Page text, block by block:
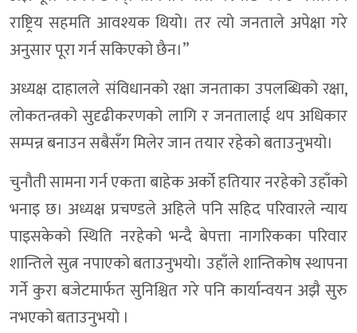
राष्ट्रिय सहमति आवश्यक थियो। तर त्यो जनताले अपेक्षा गरे
अनुसार पूरा गर्न सकिएको छैन।’’
अध्यक्ष दाहालले संविधानको रक्षा जनताका उपलब्धिको रक्षा,
लोकतन्त्रको सुदृढीकरणको लागि र जनतालाई थप अधिकार
सम्पन्न बनाउन सबैसँग मिलेर जान तयार रहेको बताउनुभयो।
चुनौती सामना गर्न एकता बाहेक अर्को हतियार नरहेको उहाँको
भनाइ छ। अध्यक्ष प्रचण्डले अहिले पनि सहिद परिवारले न्याय
पाइसकेको स्थिति नरहेको भन्दै बेपत्ता नागरिकका परिवार
शान्तिले सुत्न नपाएको बताउनुभयो। उहाँले शान्तिकोष स्थापना
गर्ने कुरा बजेटमार्फत सुनिश्चित गरे पनि कार्यान्वयन अझै सुरु
नभएको बताउनुभयो ।